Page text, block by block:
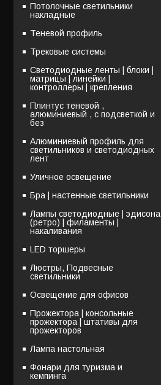
Потолочные светильники
накладные
Теневой профиль
Трековые системы
Светодиодные ленты | блоки |
матрицы | линейки |
контроллеры | крепления
Плинтус теневой ,
алюминиевый , с подсветкой и
без
Алюминиевый профиль для
светильников и светодиодных
лент
Уличное освещение
Бра | настенные светильники
Лампы светодиодные | эдисона
(ретро) | филаменты |
накаливания
LED торшеры
Люстры, Подвесные
светильники
Освещение для офисов
Прожектора | консольные
прожектора | штативы для
прожекторов
Лампа настольная
Фонари для туризма и
кемпинга